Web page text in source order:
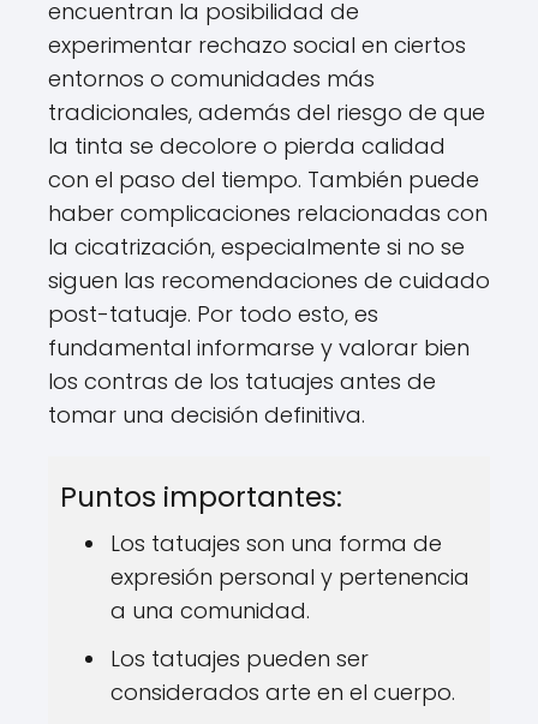
encuentran la posibilidad de
experimentar rechazo social en ciertos
entornos o comunidades más
tradicionales, además del riesgo de que
la tinta se decolore o pierda calidad
con el paso del tiempo. También puede
haber complicaciones relacionadas con
la cicatrización, especialmente si no se
siguen las recomendaciones de cuidado
post-tatuaje. Por todo esto, es
fundamental informarse y valorar bien
los contras de los tatuajes antes de
tomar una decisión definitiva.
Puntos importantes:
Los tatuajes son una forma de
expresión personal y pertenencia
a una comunidad.
Los tatuajes pueden ser
considerados arte en el cuerpo.